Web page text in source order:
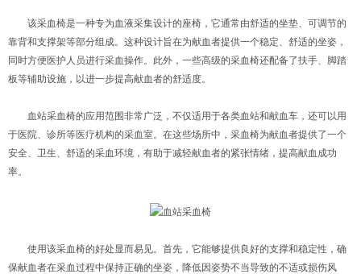
该采血椅是一种专为血液采集设计的座椅，它通常由舒适的坐垫、可调节的
靠背和支撑架等部分组成。这种设计旨在为献血者提供一个稳定、舒适的坐姿，
同时方便医护人员进行采血操作。此外，一些高级的采血椅还配备了扶手、脚踏
板等辅助设施，以进一步提高献血者的舒适度。
血站采血椅的应用范围非常广泛，不仅适用于各类血站和献血车，还可以用
于医院、诊所等医疗机构的采血室。在这些场所中，采血椅为献血者提供了一个
安全、卫生、舒适的采血环境，有助于减轻献血者的紧张情绪，提高献血成功
率。
使用该采血椅的好处显而易见。首先，它能够提供良好的支撑和稳定性，确
保献血者在采血过程中保持正确的坐姿，降低因姿势不当导致的不适或损伤风